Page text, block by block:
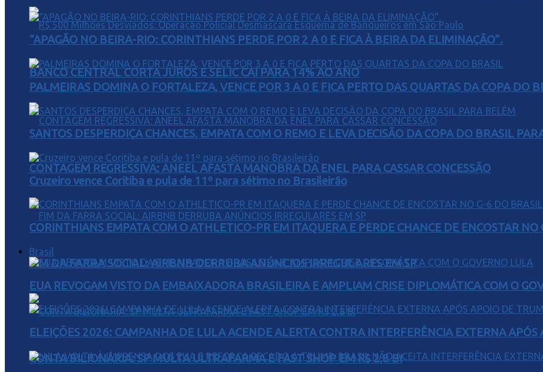
BANCO CENTRAL CORTA JUROS E SELIC CAI PARA 14% AO ANO
CONTAGEM REGRESSIVA: ANEEL AFASTA MANOBRA DA ENEL PARA CASSAR CONCESSÃO
FIM DA FARRA SOCIAL: AIRBNB DERRUBA ANÚNCIOS IRREGULARES EM SP
CONTA BILIONÁRIA: SP MULTA ULTRAFARMA E FAST SHOP EM R$ 2,8 BI
“APAGÃO NO BEIRA-RIO: CORINTHIANS PERDE POR 2 A 0 E FICA À BEIRA DA ELIMINAÇÃO”.
PALMEIRAS DOMINA O FORTALEZA, VENCE POR 3 A 0 E FICA PERTO DAS QUARTAS DA COPA DO
SANTOS DESPERDIÇA CHANCES, EMPATA COM O REMO E LEVA DECISÃO DA COPA DO BRASIL
Cruzeiro vence Coritiba e pula de 11º para sétimo no Brasileirão
CORINTHIANS EMPATA COM O ATHLETICO-PR EM ITAQUERA E PERDE CHANCE DE ENCOSTAR
Brasil
EUA REVOGAM VISTO DA EMBAIXADORA BRASILEIRA E AMPLIAM CRISE DIPLOMÁTICA COM O
ELEIÇÕES 2026: CAMPANHA DE LULA ACENDE ALERTA CONTRA INTERFERÊNCIA EXTERNA